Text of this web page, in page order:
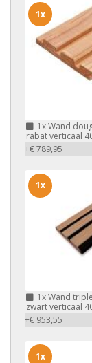
1xWand
rabat verticaal
+€ 789,95
1x
1xWand
zwart verticaal
+€ 953,55
1x
1x